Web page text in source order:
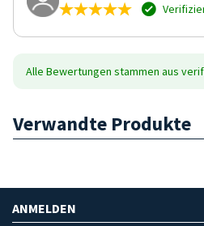
Alle Bewertungen stammen aus
Verwandte Produkte
ANMELDEN